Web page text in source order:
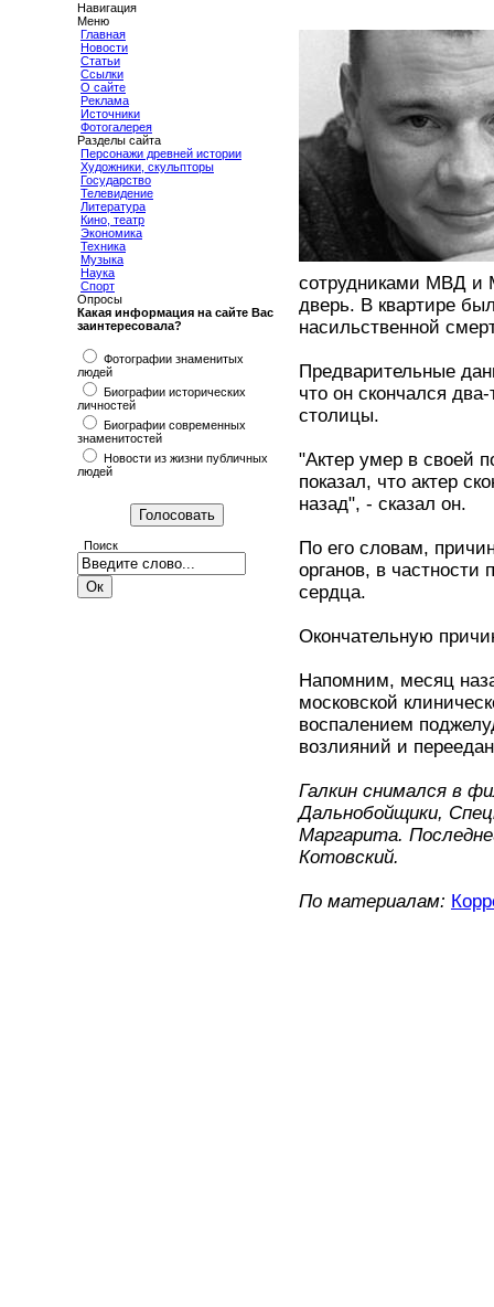
Навигация
Меню
Главная
Новости
Статьи
Ссылки
О сайте
Реклама
Источники
Фотогалерея
Разделы сайта
Персонажи древней истории
Художники, скульпторы
Государство
Телевидение
Литература
Кино, театр
Экономика
Техника
Музыка
Наука
Спорт
Опросы
Какая информация на сайте Вас
заинтересовала?
Фотографии знаменитых
людей
Биографии исторических
личностей
Биографии современных
знаменитостей
Новости из жизни публичных
людей
Поиск
сотрудниками МВД и
дверь. В квартире
насильственной
Предварительные
что он скончался
столицы.
"Актер умер в своей
показал, что актер
назад", - сказал он.
По его словам,
органов, в частности
сердца.
Окончательную
Напомним, месяц
московской
воспалением
возлияний и
Галкин снимался в
Дальнобойщики,
Маргарита.
Котовский.
По материалам: